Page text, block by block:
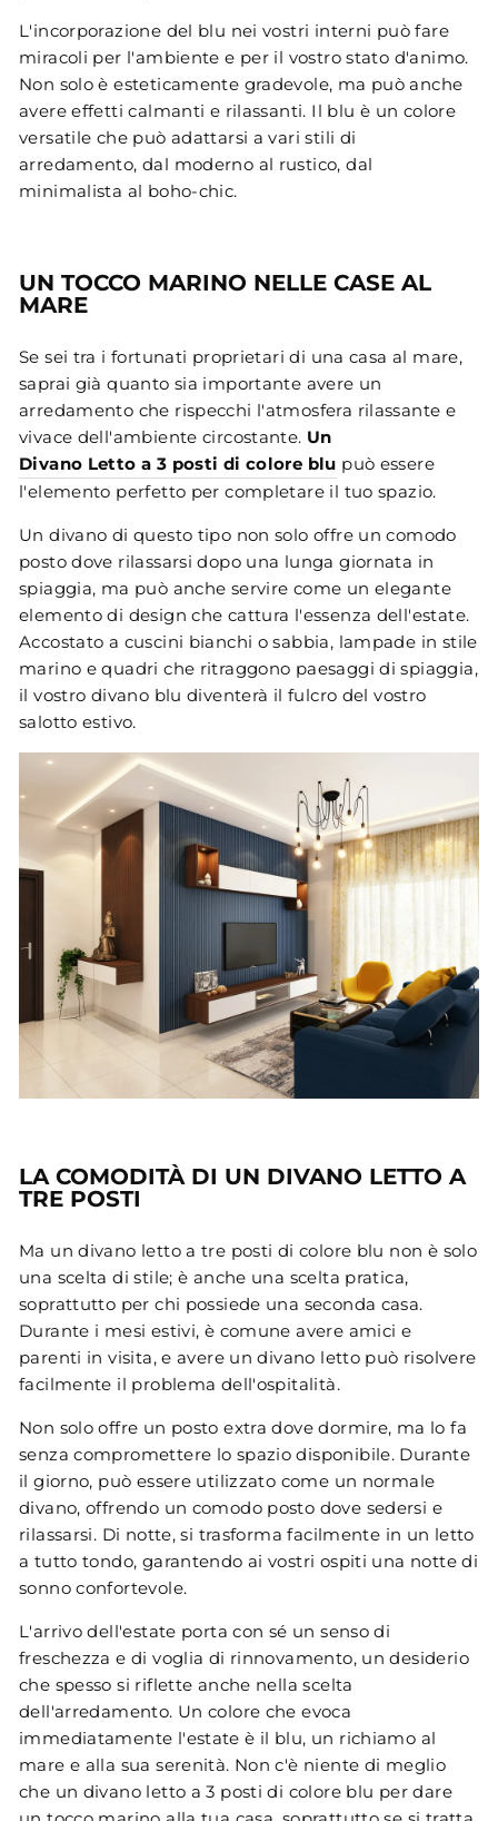
L'incorporazione del blu nei vostri interni può fare
miracoli per l'ambiente e per il vostro stato d'animo.
Non solo è esteticamente gradevole, ma può anche
avere effetti calmanti e rilassanti. Il blu è un colore
versatile che può adattarsi a vari stili di
arredamento, dal moderno al rustico, dal
minimalista al boho-chic.
UN TOCCO MARINO NELLE CASE AL
MARE
Se sei tra i fortunati proprietari di una casa al mare,
saprai già quanto sia importante avere un
arredamento che rispecchi l'atmosfera rilassante e
vivace dell'ambiente circostante. Un
Divano Letto a 3 posti di colore blu può essere
l'elemento perfetto per completare il tuo spazio.
Un divano di questo tipo non solo offre un comodo
posto dove rilassarsi dopo una lunga giornata in
spiaggia, ma può anche servire come un elegante
elemento di design che cattura l'essenza dell'estate.
Accostato a cuscini bianchi o sabbia, lampade in stile
marino e quadri che ritraggono paesaggi di spiaggia,
il vostro divano blu diventerà il fulcro del vostro
salotto estivo.
LA COMODITÀ DI UN DIVANO LETTO A
TRE POSTI
Ma un divano letto a tre posti di colore blu non è solo
una scelta di stile; è anche una scelta pratica,
soprattutto per chi possiede una seconda casa.
Durante i mesi estivi, è comune avere amici e
parenti in visita, e avere un divano letto può risolvere
facilmente il problema dell'ospitalità.
Non solo offre un posto extra dove dormire, ma lo fa
senza compromettere lo spazio disponibile. Durante
il giorno, può essere utilizzato come un normale
divano, offrendo un comodo posto dove sedersi e
rilassarsi. Di notte, si trasforma facilmente in un letto
a tutto tondo, garantendo ai vostri ospiti una notte di
sonno confortevole.
L'arrivo dell'estate porta con sé un senso di
freschezza e di voglia di rinnovamento, un desiderio
che spesso si riflette anche nella scelta
dell'arredamento. Un colore che evoca
immediatamente l'estate è il blu, un richiamo al
mare e alla sua serenità. Non c'è niente di meglio
che un divano letto a 3 posti di colore blu per dare